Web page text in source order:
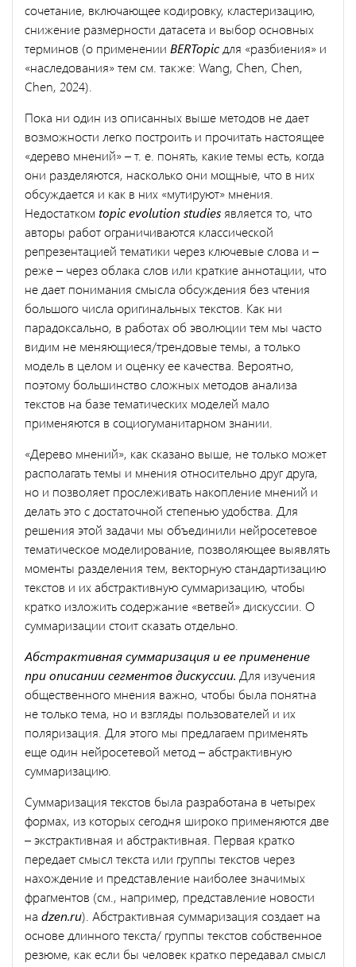
сочетание, включающее кодировку, кластеризацию,
снижение размерности датасета и выбор основных
терминов (о применении BERTopic для «разбиения» и
«наследования» тем см. также: Wang, Chen, Chen,
Chen, 2024).
Пока ни один из описанных выше методов не дает
возможности легко построить и прочитать настоящее
«дерево мнений» – т. е. понять, какие темы есть, когда
они разделяются, насколько они мощные, что в них
обсуждается и как в них «мутируют» мнения.
Недостатком topic evolution studies является то, что
авторы работ ограничиваются классической
репрезентацией тематики через ключевые слова и –
реже – через облака слов или краткие аннотации, что
не дает понимания смысла обсуждения без чтения
большого числа оригинальных текстов. Как ни
парадоксально, в работах об эволюции тем мы часто
видим не меняющиеся/трендовые темы, а только
модель в целом и оценку ее качества. Вероятно,
поэтому большинство сложных методов анализа
текстов на базе тематических моделей мало
применяются в социогуманитарном знании.
«Дерево мнений», как сказано выше, не только может
располагать темы и мнения относительно друг друга,
но и позволяет прослеживать накопление мнений и
делать это с достаточной степенью удобства. Для
решения этой задачи мы объединили нейросетевое
тематическое моделирование, позволяющее выявлять
моменты разделения тем, векторную стандартизацию
текстов и их абстрактивную суммаризацию, чтобы
кратко изложить содержание «ветвей» дискуссии. О
суммаризации стоит сказать отдельно.
Абстрактивная суммаризация и ее применение
при описании сегментов дискуссии. Для изучения
общественного мнения важно, чтобы была понятна
не только тема, но и взгляды пользователей и их
поляризация. Для этого мы предлагаем применять
еще один нейросетевой метод – абстрактивную
суммаризацию.
Суммаризация текстов была разработана в четырех
формах, из которых сегодня широко применяются две
– экстрактивная и абстрактивная. Первая кратко
передает смысл текста или группы текстов через
нахождение и представление наиболее значимых
фрагментов (см., например, представление новости
на dzen.ru). Абстрактивная суммаризация создает на
основе длинного текста/ группы текстов собственное
резюме, как если бы человек кратко передавал смысл